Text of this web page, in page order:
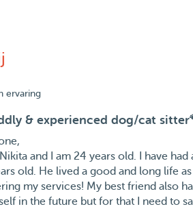
ervaring
& experienced dog/cat
and I am 24 years old. I have
old. He lived a good and long life
my services! My best friend also
in the future but for that I need to